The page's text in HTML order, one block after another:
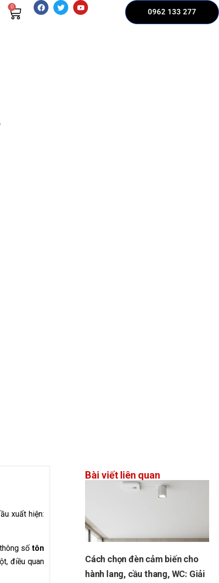
0
0962 133 277
xuất hiện:
số tôn
điều quan
Bài viết liên quan
Cách chọn đèn cảm biến cho
hành lang, cầu thang, WC: Giải